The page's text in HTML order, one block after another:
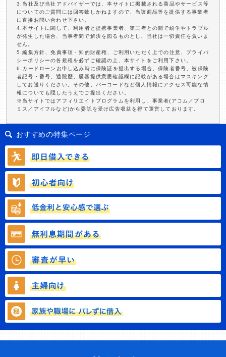
3.当社及び当社アドバイザーでは、本サイトに掲載される商品やサービス等
についてのご質問には回答致しかねますので、当該商品等を提供する事業者
に直接お問い合わせ下さい。
4.本サイトに関して、利用者と提携事業者、第三者との間で紛争やトラブル
が発生した場合、当事者間で解決を図るものとし、当社は一切責任を負いま
せん。
5.編集方針、免責事項・知的財産権、ご利用いただく上での注意、プライバ
シーポリシーの各規程を必ずご確認の上、本サイトをご利用下さい。
6.カードローンお申し込み時に保険証を提出する場合、保険者番号、被保険
者記号・番号、通院歴、臓器提供意思確認欄に記載がある場合はマスキング
してお送りください。その他、バーコードなど個人情報にアクセス可能な情
報についても隠したうえでご提出ください。
※当サイトではアフィリエイトプログラムを利用し、事業者(アコム／プロ
ミス／アイフルなど)から委託を受け広告収益を得て運営しております。
おすすめの特集ページ